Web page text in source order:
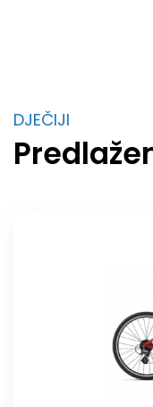
DJEČIJI